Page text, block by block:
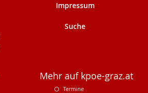
Impressum
Suche
Mehr auf kpoe-graz.at
Termine